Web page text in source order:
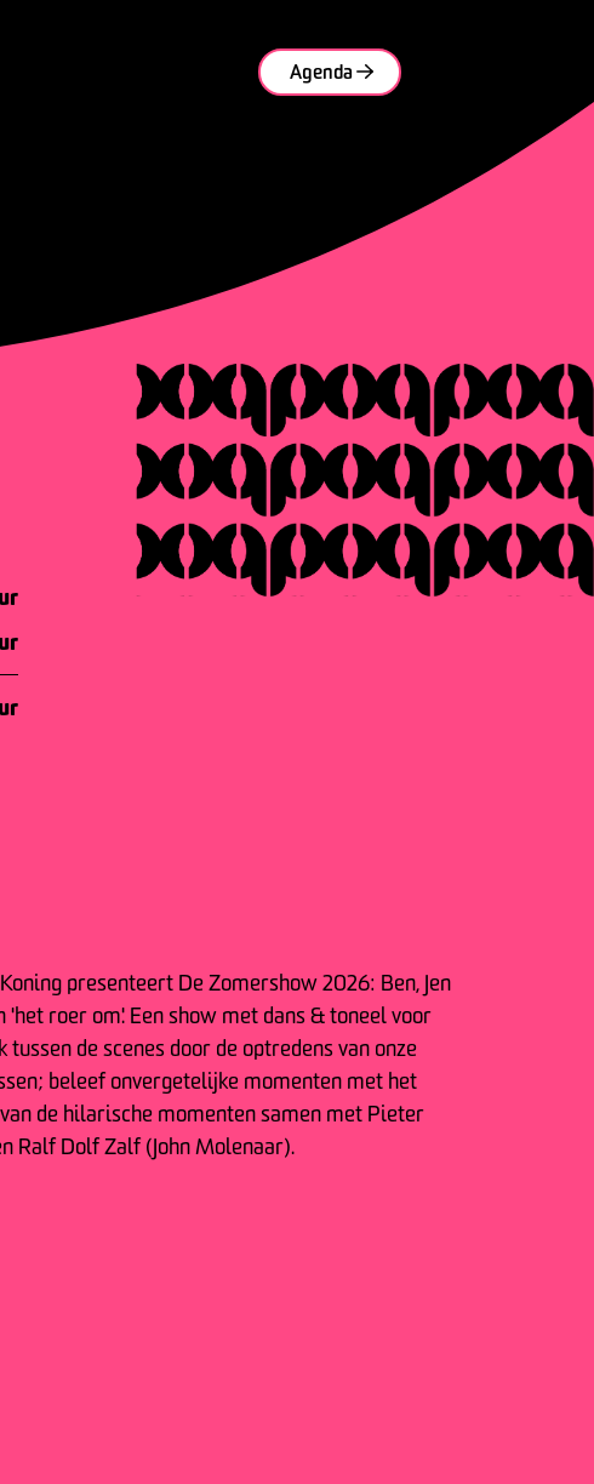
Agenda
presenteert De Zomershow 2026: Ben, Jen
'het roer om'. Een show met dans & toneel voor
tussen de scenes door de optredens van onze
beleef onvergetelijke momenten met het
de hilarische momenten samen met Pieter
Ralf Dolf Zalf (John Molenaar).